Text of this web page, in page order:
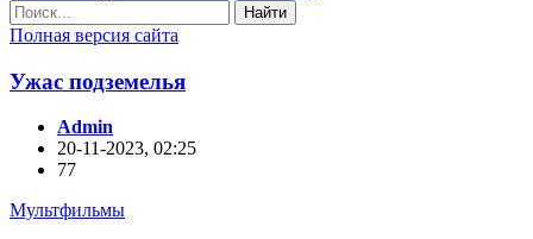
Найти
Полная версия сайта
Ужас подземелья
Admin
20-11-2023, 02:25
77
Мультфильмы